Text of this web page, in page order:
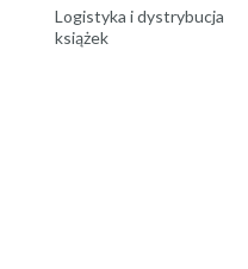
Logistyka i dystrybucja
książek